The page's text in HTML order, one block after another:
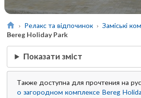
Релакс та відпочинок
Заміські
Bereg Holiday Park
Показати зміст
Также доступна для прочтения на
о загородном комплексе Bereg